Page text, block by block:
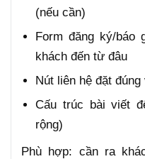
(nếu cần)
Form đăng ký/báo
khách đến từ đâu
Nút liên hệ đặt
Cấu trúc bài viết
rộng)
Phù hợp: cần ra